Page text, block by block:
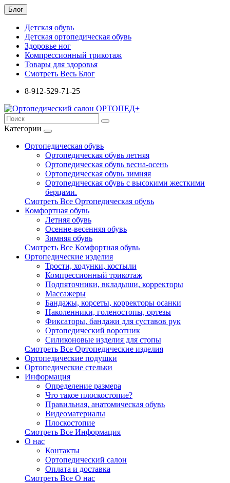
Блог
Детская обувь
Детская ортопедическая обувь
Здоровье ног
Компрессионный трикотаж
Товары для здоровья
Смотреть Весь Блог
8-912-529-71-25
Категории
Ортопедическая обувь
Ортопедическая обувь летняя
Ортопедическая обувь весна-осень
Ортопедическая обувь зимняя
Ортопедическая обувь с высокими жесткими
берцами.
Смотреть Все Ортопедическая обувь
Комфортная обувь
Летняя обувь
Осенне-весенняя обувь
Зимняя обувь
Смотреть Все Комфортная обувь
Ортопедические изделия
Трости, ходунки, костыли
Компрессионный трикотаж
Подпяточники, вкладыши, корректоры
Массажеры
Бандажы, корсеты, корректоры осанки
Наколенники, голеностопы, ортезы
Фиксаторы, бандажи для суставов рук
Ортопедический воротник
Силиконовые изделия для стопы
Смотреть Все Ортопедические изделия
Ортопедические подушки
Ортопедические стельки
Информация
Определение размера
Что такое плоскостопие?
Правильная, анатомическая обувь
Видеоматериалы
Плоскостопие
Смотреть Все Информация
О нас
Контакты
Ортопедический салон
Оплата и доставка
Смотреть Все О нас